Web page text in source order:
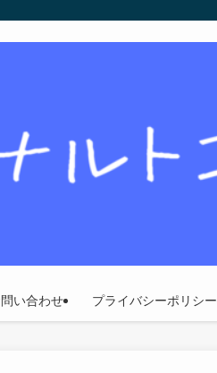
い合わせ プライバシーポリシー